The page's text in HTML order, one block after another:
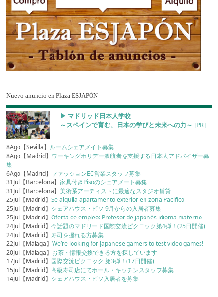
Nuevo anuncio en Plaza ESJAPÓN
▶︎ マドリッド日本人学校
～スペインで育む、日本の学びと未来への力～ [PR]
8Ago【Sevilla】 ルームシェアメイト募集
8Ago【Madrid】 ワーキングホリデー渡航者を支援する日本人アドバイザー募
集
6Ago【Madrid】 ファッションEC営業スタッフ募集
31Jul【Barcelona】家具付きPisoのシェアメート募集
31Jul【Barcelona】美術系アーティストに最適なスタジオ賃貸
25Jul【Madrid】Se alquila apartamento exterior en zona Pacifico
25Jul【Madrid】 シェアハウス・ピソ 9月からの入居者募集
25Jul【Madrid】Oferta de empleo: Profesor de japonés idioma materno
24Jul【Madrid】今話題のマドリード国際交流ピクニック第4弾！(25日開催)
24Jul【Madrid】寿司を握れる方募集
22Jul【Málaga】We’re looking for Japanese gamers to test video games!
20Jul【Málaga】 お茶・情報交換できる方を探しています
17Jul【Madrid】 国際交流ピクニック 第3弾！(17日開催)
15Jul【Madrid】高級寿司店にてホール・キッチンスタッフ募集
14Jul【Madrid】 シェアハウス・ピソ入居者を募集